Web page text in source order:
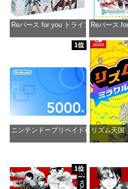
Reバース for you トライアルデッキ
価格：¥1,650
Reバース
1位
ニンテンドープリペイド番号 5000円|
リズム天国
1位